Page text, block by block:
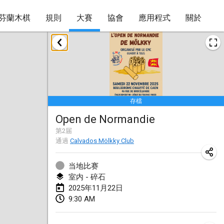
蘭木棋 規則 大賽 協會 應用程式 關於
存檔
Open de Normandie
第2 届
通過 Calvados Mölkky Club
当地比赛
室内 - 碎石
2025年11月22日
9:30 AM
2025年1月
Tournoi Mixte ASPTTOM
2025年1月18日|法國
Indoor Polish Open 2025 - Singles
2025年1月18日| 波蘭
Tournoi de St Max
2025年1月19日|法國
2025年1月19日
Tournoi de Mölkky - Lesfous Dubâtonvaigeois